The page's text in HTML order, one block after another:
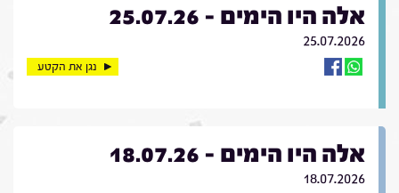
אלה היו הימים - 25.07.26
25.07.2026
נגן את הקטע
אלה היו הימים - 18.07.26
18.07.2026